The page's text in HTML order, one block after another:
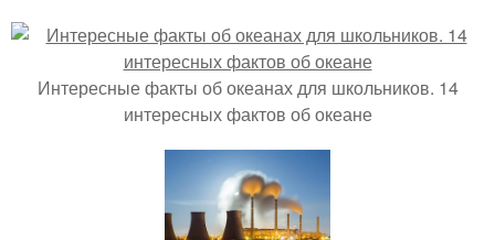
Интересные факты об океанах для школьников. 14
интересных фактов об океане